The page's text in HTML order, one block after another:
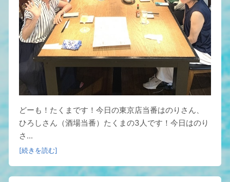
どーも！たくまです！今日の東京店当番はのりさん、
ひろしさん（酒場当番）たくまの3人です！今日はのり
さ...
[続きを読む]